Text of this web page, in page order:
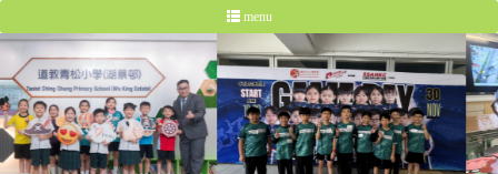
menu